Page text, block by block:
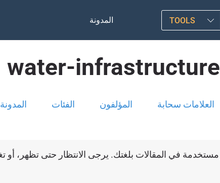
المدونة TOOLS
water-infrastructure
المدونة الفئات المؤلفون العلامات سحابة